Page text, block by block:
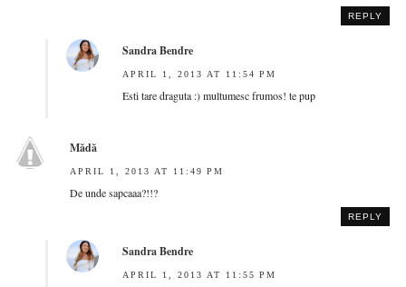
REPLY
Sandra Bendre
APRIL 1, 2013 AT 11:54 PM
Esti tare draguta :) multumesc frumos! te pup
Mădă
APRIL 1, 2013 AT 11:49 PM
De unde sapcaaa?!!?
REPLY
Sandra Bendre
APRIL 1, 2013 AT 11:55 PM